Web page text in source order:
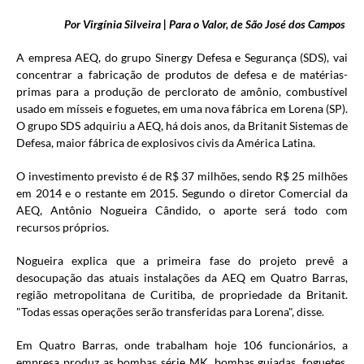
Por Virgínia Silveira | Para o Valor, de São José dos Campos
A empresa AEQ, do grupo Sinergy Defesa e Segurança (SDS), vai
concentrar a fabricação de produtos de defesa e de matérias-
primas para a produção de perclorato de amônio, combustível
usado em mísseis e foguetes, em uma nova fábrica em Lorena (SP).
O grupo SDS adquiriu a AEQ, há dois anos, da Britanit Sistemas de
Defesa, maior fábrica de explosivos civis da América Latina.
O investimento previsto é de R$ 37 milhões, sendo R$ 25 milhões
em 2014 e o restante em 2015. Segundo o diretor Comercial da
AEQ, Antônio Nogueira Cândido, o aporte será todo com
recursos próprios.
Nogueira explica que a primeira fase do projeto prevê a
desocupação das atuais instalações da AEQ em Quatro Barras,
região metropolitana de Curitiba, de propriedade da Britanit.
"Todas essas operações serão transferidas para Lorena", disse.
Em Quatro Barras, onde trabalham hoje 106 funcionários, a